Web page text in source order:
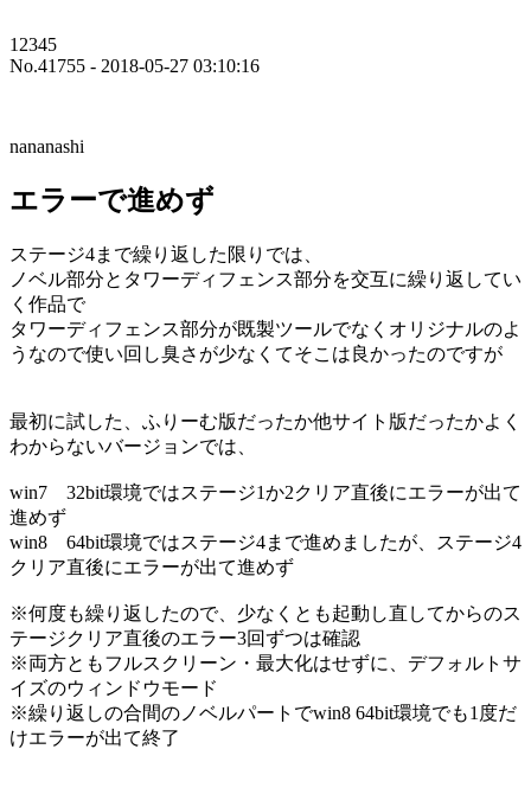
12345
No.41755 - 2018-05-27 03:10:16
nananashi
エラーで進めず
ステージ4まで繰り返した限りでは、
ノベル部分とタワーディフェンス部分を交互に繰り返してい
く作品で
タワーディフェンス部分が既製ツールでなくオリジナルのよ
うなので使い回し臭さが少なくてそこは良かったのですが
最初に試した、ふりーむ版だったか他サイト版だったかよく
わからないバージョンでは、
win7 32bit環境ではステージ1か2クリア直後にエラーが出て
進めず
win8 64bit環境ではステージ4まで進めましたが、ステージ4
クリア直後にエラーが出て進めず
※何度も繰り返したので、少なくとも起動し直してからのス
テージクリア直後のエラー3回ずつは確認
※両方ともフルスクリーン・最大化はせずに、デフォルトサ
イズのウィンドウモード
※繰り返しの合間のノベルパートでwin8 64bit環境でも1度だ
けエラーが出て終了